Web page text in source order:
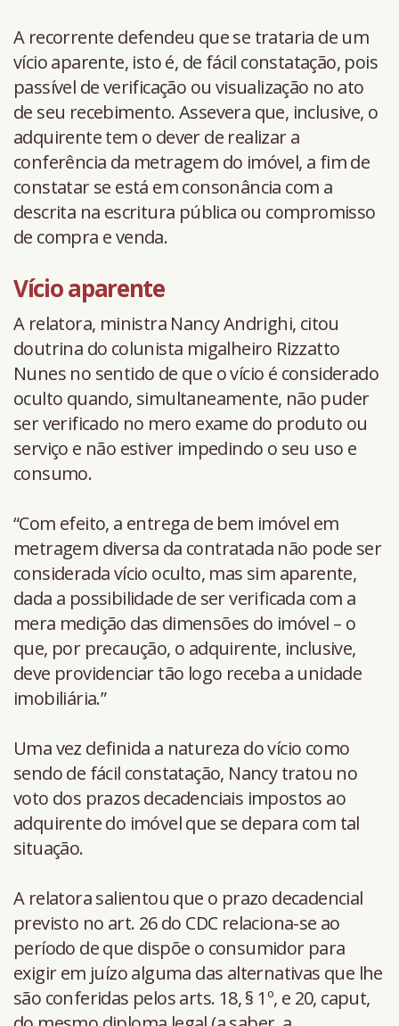
A recorrente defendeu que se trataria de um
vício aparente, isto é, de fácil constatação, pois
passível de verificação ou visualização no ato
de seu recebimento. Assevera que, inclusive, o
adquirente tem o dever de realizar a
conferência da metragem do imóvel, a fim de
constatar se está em consonância com a
descrita na escritura pública ou compromisso
de compra e venda.
Vício aparente
A relatora, ministra Nancy Andrighi, citou
doutrina do colunista migalheiro Rizzatto
Nunes no sentido de que o vício é considerado
oculto quando, simultaneamente, não puder
ser verificado no mero exame do produto ou
serviço e não estiver impedindo o seu uso e
consumo.
“Com efeito, a entrega de bem imóvel em
metragem diversa da contratada não pode ser
considerada vício oculto, mas sim aparente,
dada a possibilidade de ser verificada com a
mera medição das dimensões do imóvel – o
que, por precaução, o adquirente, inclusive,
deve providenciar tão logo receba a unidade
imobiliária.”
Uma vez definida a natureza do vício como
sendo de fácil constatação, Nancy tratou no
voto dos prazos decadenciais impostos ao
adquirente do imóvel que se depara com tal
situação.
A relatora salientou que o prazo decadencial
previsto no art. 26 do CDC relaciona-se ao
período de que dispõe o consumidor para
exigir em juízo alguma das alternativas que lhe
são conferidas pelos arts. 18, § 1º, e 20, caput,